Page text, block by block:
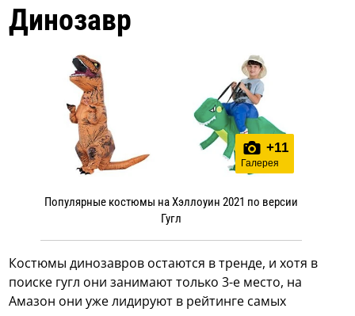
Динозавр
+11
Галерея
Популярные костюмы на Хэллоуин 2021 по версии
Гугл
Костюмы динозавров остаются в тренде, и хотя в
поиске гугл они занимают только 3-е место, на
Амазон они уже лидируют в рейтинге самых